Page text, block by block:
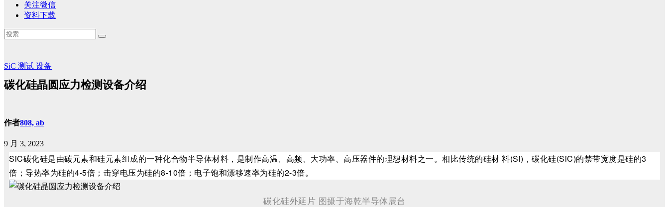
关注微信
资料下载
SiC 测试 设备
碳化硅晶圆应力检测设备介绍
作者808, ab
9 月 3, 2023
SiC碳化硅是由碳元素和硅元素组成的一种化合物半导体材料，是制作高温、高频、大功率、高压器件的理想材料之一。 相比传统的硅材 料(Si)，碳化硅(SiC)的禁带宽度是硅的3
倍； 导热率为硅的4-5倍； 击穿电压为硅的8-10倍； 电子饱和漂移速率为硅的2-3倍。
碳化硅外延片 图摄于海乾半导体展台